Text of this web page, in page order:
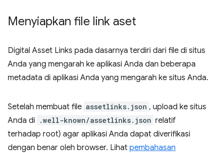
Menyiapkan file link aset
Digital Asset Links pada dasarnya terdiri dari file di situs
Anda yang mengarah ke aplikasi Anda dan beberapa
metadata di aplikasi Anda yang mengarah ke situs Anda.
Setelah membuat file assetlinks.json , upload ke situs
Anda di
.well-known/assetlinks.json relatif
terhadap root) agar aplikasi Anda dapat diverifikasi
dengan benar oleh browser. Lihat pembahasan